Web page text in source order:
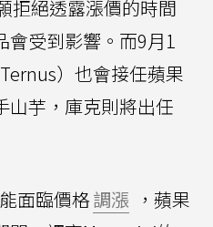
拒絕透露漲價的時間
會受到影響。而9月1
）也會接任蘋果
山芋，庫克則將出任
面臨價格調漲 ，蘋果